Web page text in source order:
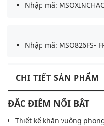
Nhập mã:
Nhập mã: MSO826FS-
CHI TIẾT SẢN PHẨM
ĐẶC ĐIỂM NỔI BẬT
Thiết kế khăn vuông